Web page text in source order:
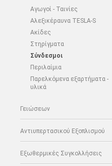
Αγωγοί - Ταινίες
Αλεξικέραυνα TESLA-S
Ακίδες
Στηρίγματα
Σύνδεσμοι
Περιλαίμια
Παρελκόμενα εξαρτήματα -
υλικά
Γειώσεων
Αντιυπερτασικού Εξοπλισμού
Εξωθερμικές Συγκολλήσεις